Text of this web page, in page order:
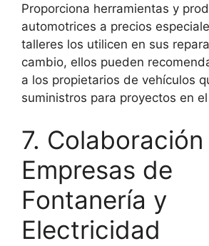
Proporciona herramientas y
automotrices a precios
talleres los utilicen en sus
cambio, ellos pueden
a los propietarios de vehículos
suministros para proyectos en
7.
Empresas de
Fontanería y
Electricidad